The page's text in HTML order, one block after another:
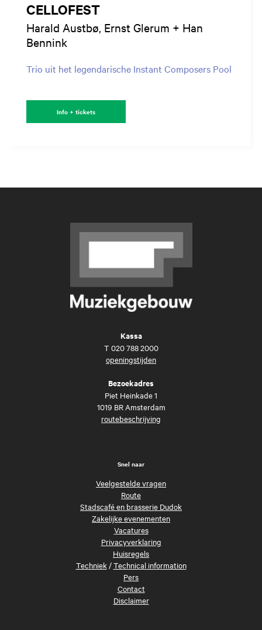
CELLOFEST
Harald Austbø, Ernst Glerum + Han
Bennink
Trio uit het legendarische Instant Composers Pool
Info + tickets
Kassa
T 020 788 2000
openingstijden
Bezoekadres
Piet Heinkade 1
1019 BR Amsterdam
routebeschrijving
Snel naar
Veelgestelde vragen
Route
Stadscafé en brasserie Dudok
Zakelijke evenementen
Vacatures
Privacyverklaring
Huisregels
Techniek/Technical information
Pers
Contact
Disclaimer